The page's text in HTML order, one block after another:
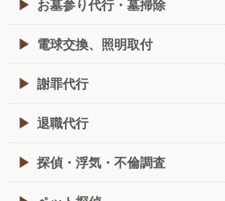
お墓参り代行・墓掃除
電球交換、照明取付
謝罪代行
退職代行
探偵・浮気・不倫調査